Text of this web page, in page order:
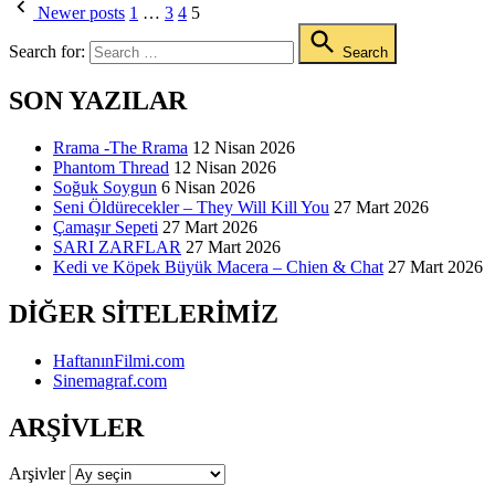
Newer posts 1 … 3 4 5
Search for: Search
SON YAZILAR
Rrama -The Rrama 12 Nisan 2026
Phantom Thread 12 Nisan 2026
Soğuk Soygun 6 Nisan 2026
Seni Öldürecekler – They Will Kill You 27 Mart 2026
Çamaşır Sepeti 27 Mart 2026
SARI ZARFLAR 27 Mart 2026
Kedi ve Köpek Büyük Macera – Chien & Chat 27 Mart 2026
DIĞER SITELERIMIZ
HaftanınFilmi.com
Sinemagraf.com
ARŞIVLER
Arşivler